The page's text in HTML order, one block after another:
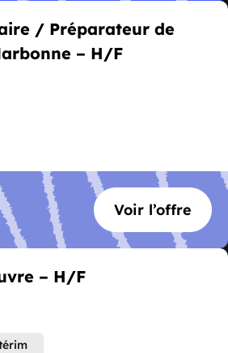
/ Préparateur de
– H/F
Voir l’offre
– H/F